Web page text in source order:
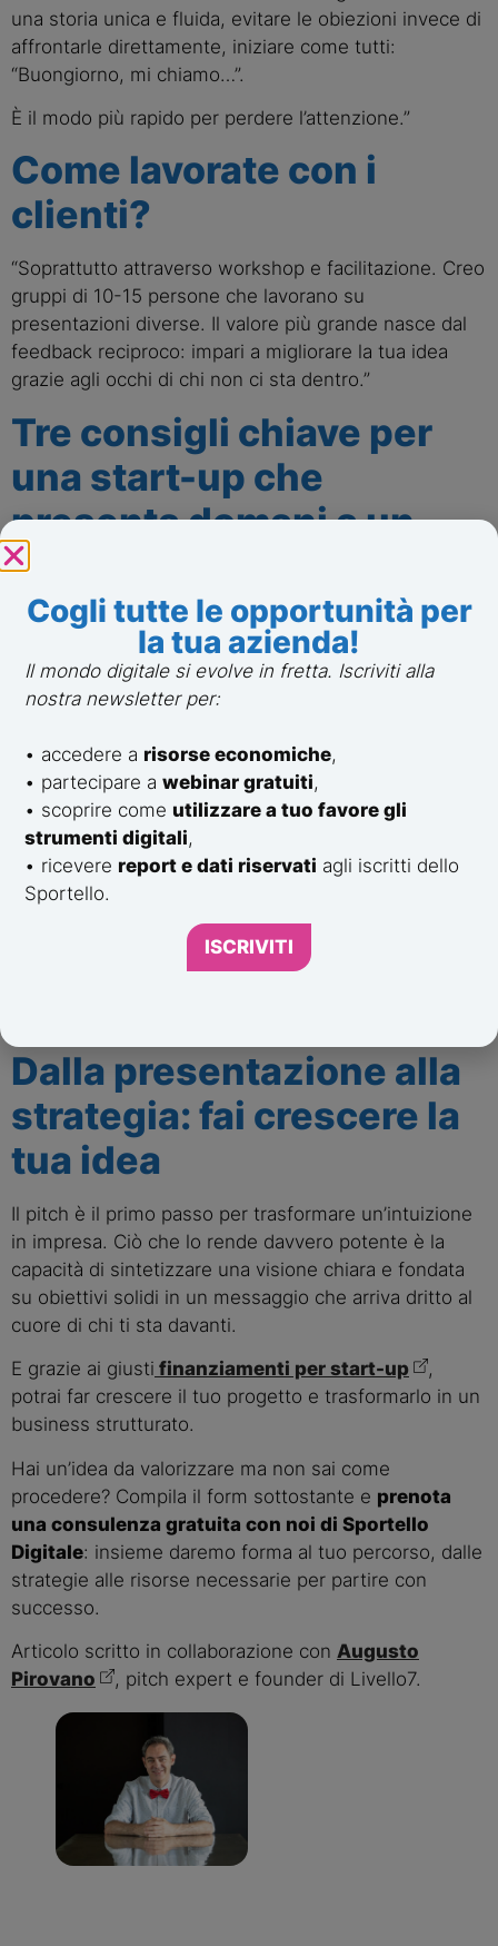
una storia unica e fluida, evitare le obiezioni invece di
affrontarle direttamente, iniziare come tutti:
“Buongiorno, mi chiamo…”.
È il modo più rapido per perdere l’attenzione.”
Come lavorate con i
clienti?
“Soprattutto attraverso workshop e facilitazione. Creo
gruppi di 10-15 persone che lavorano su
presentazioni diverse. Il valore più grande nasce dal
feedback reciproco: impari a migliorare la tua idea
grazie agli occhi di chi non ci sta dentro.”
Tre consigli chiave per
una start-up che
presenta domani a un
investitore.
“Nei primi 30 secondi conquista l’attenzione.
Rendi la tua idea cristallina.
Mostra passione: non leggere, trasmetti energia.”
Come cambierà la
comunicazione di idee e
progetti nei prossimi
anni?
“Penso che qualcosa cambierà ma, ad essere onesto,
non so in che modo.
Dalla presentazione alla
strategia: fai crescere la
tua idea
Il pitch è il primo passo per trasformare un’intuizione
in impresa. Ciò che lo rende davvero potente è la
capacità di sintetizzare una visione chiara e fondata
su obiettivi solidi in un messaggio che arriva dritto al
cuore di chi ti sta davanti.
E grazie ai giusti finanziamenti per start-up
,
potrai far crescere il tuo progetto e trasformarlo in un
business strutturato.
Hai un’idea da valorizzare ma non sai come
procedere? Compila il form sottostante e prenota
una consulenza gratuita con noi di Sportello
Digitale: insieme daremo forma al tuo percorso, dalle
strategie alle risorse necessarie per partire con
successo.
Articolo scritto in collaborazione con Augusto
Pirovano
, pitch expert e founder di Livello7.
Cogli tutte le opportunità per
la tua azienda!
Il mondo digitale si evolve in fretta. Iscriviti alla
nostra newsletter per:
• accedere a risorse economiche,
• partecipare awebinar gratuiti,
• scoprire come utilizzare a tuo favore gli
strumenti digitali,
• ricevere report e dati riservati agli iscritti dello
Sportello.
ISCRIVITI